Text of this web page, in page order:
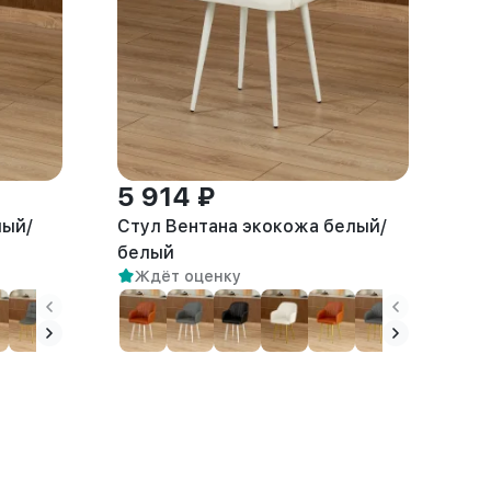
5 914 ₽
Стул Вентана экокожа белый/
белый
Ждёт оценку